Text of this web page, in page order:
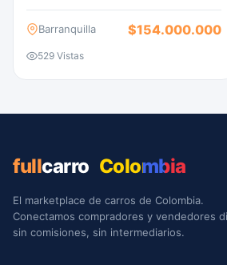
Barranquilla $154.000.000
529 Vistas
fullcarro Colombia
El marketplace de carros de Colombia.
Conectamos compradores y vendedores
sin comisiones, sin intermediarios.